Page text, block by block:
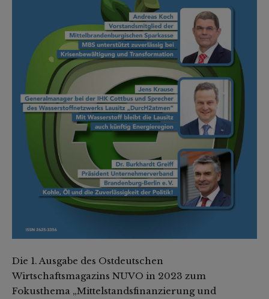
Die 1. Ausgabe des Ostdeutschen
Wirtschaftsmagazins NUVO in 2023 zum
Fokusthema „Mittelstandsfinanzierung und